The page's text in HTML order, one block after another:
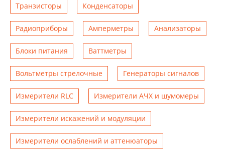
Транзисторы Конденсаторы
Радиоприборы Амперметры Анализаторы
Блоки питания Ваттметры
Вольтметры стрелочные Генераторы сигналов
Измерители RLC Измерители АЧХ и шумомеры
Измерители искажений и модуляции
Измерители ослаблений и аттенюаторы